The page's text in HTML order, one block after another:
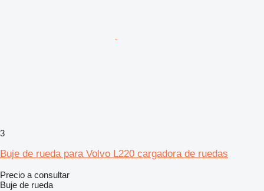
3
Buje de rueda para Volvo L220 cargadora de ruedas
Precio a consultar
Buje de rueda